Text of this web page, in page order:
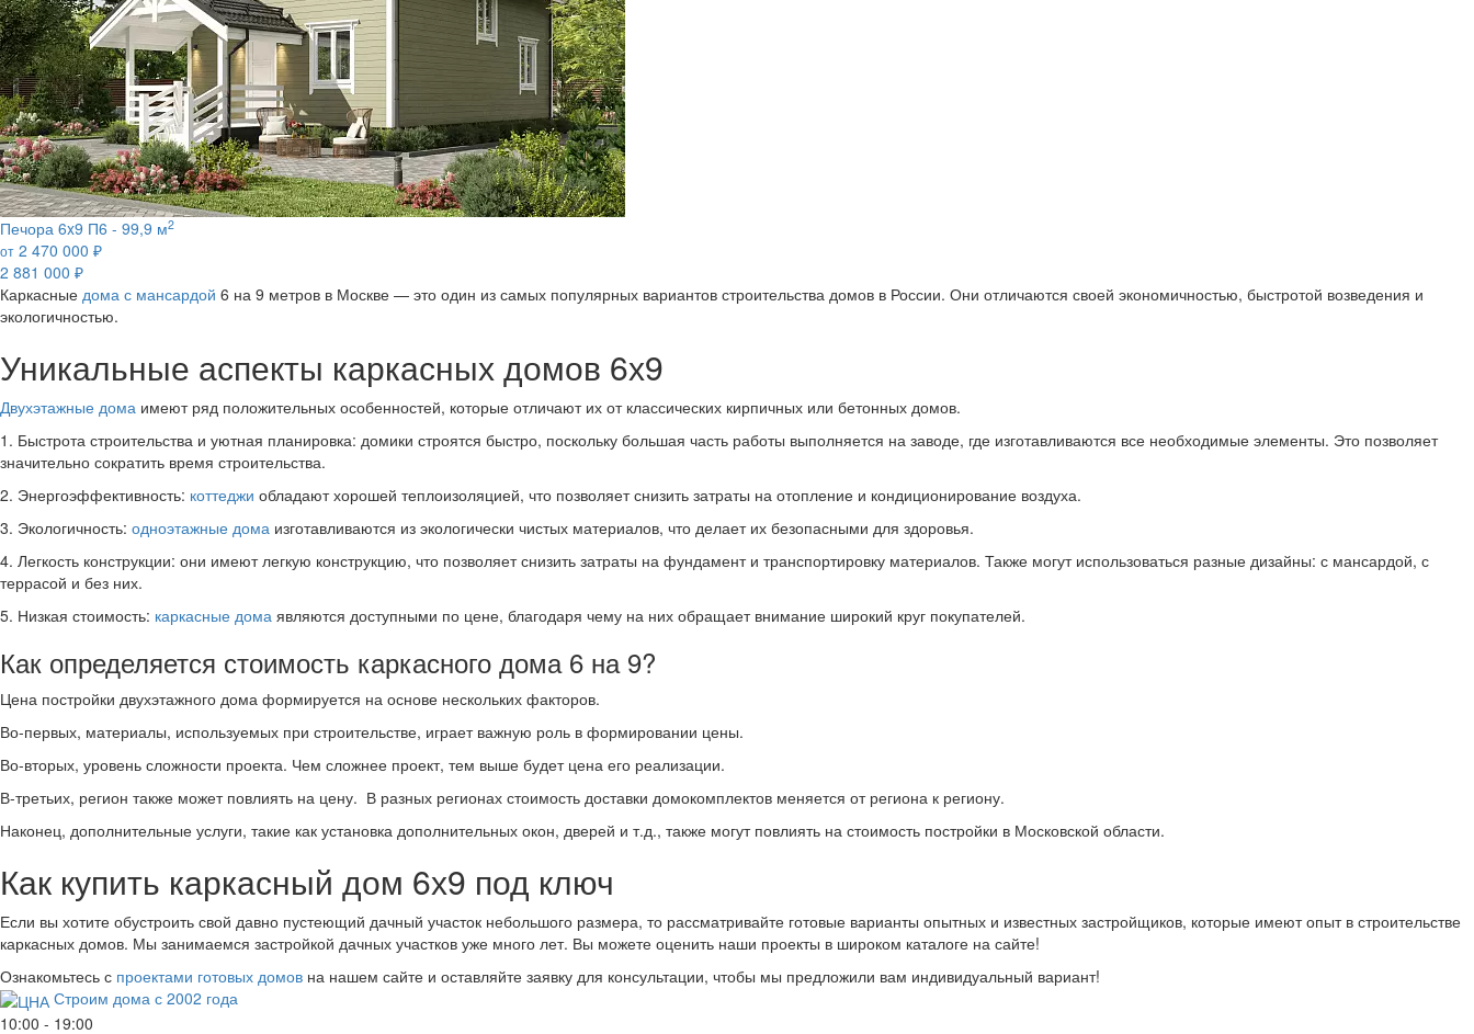
Печора 6x9 П6 - 99,9 м2
от 2 470 000 ₽
2 881 000 ₽
Каркасные дома с мансардой 6 на 9 метров в Москве — это один из самых популярных вариантов строительства домов в России. Они отличаются своей экономичностью, быстротой возведения и
экологичностью.
Уникальные аспекты каркасных домов 6х9
Двухэтажные дома имеют ряд положительных особенностей, которые отличают их от классических кирпичных или бетонных домов.
1. Быстрота строительства и уютная планировка: домики строятся быстро, поскольку большая часть работы выполняется на заводе, где изготавливаются все необходимые элементы. Это позволяет
значительно сократить время строительства.
2. Энергоэффективность: коттеджи обладают хорошей теплоизоляцией, что позволяет снизить затраты на отопление и кондиционирование воздуха.
3. Экологичность: одноэтажные дома изготавливаются из экологически чистых материалов, что делает их безопасными для здоровья.
4. Легкость конструкции: они имеют легкую конструкцию, что позволяет снизить затраты на фундамент и транспортировку материалов. Также могут использоваться разные дизайны: с мансардой, с
террасой и без них.
5. Низкая стоимость: каркасные дома являются доступными по цене, благодаря чему на них обращает внимание широкий круг покупателей.
Как определяется стоимость каркасного дома 6 на 9?
Цена постройки двухэтажного дома формируется на основе нескольких факторов.
Во-первых, материалы, используемых при строительстве, играет важную роль в формировании цены.
Во-вторых, уровень сложности проекта. Чем сложнее проект, тем выше будет цена его реализации.
В-третьих, регион также может повлиять на цену. В разных регионах стоимость доставки домокомплектов меняется от региона к региону.
Наконец, дополнительные услуги, такие как установка дополнительных окон, дверей и т.д., также могут повлиять на стоимость постройки в Московской области.
Как купить каркасный дом 6х9 под ключ
Если вы хотите обустроить свой давно пустеющий дачный участок небольшого размера, то рассматривайте готовые варианты опытных и известных застройщиков, которые имеют опыт в строительстве
каркасных домов. Мы занимаемся застройкой дачных участков уже много лет. Вы можете оценить наши проекты в широком каталоге на сайте!
Ознакомьтесь с проектами готовых домов на нашем сайте и оставляйте заявку для консультации, чтобы мы предложили вам индивидуальный вариант!
Строим дома с 2002 года
10:00 - 19:00